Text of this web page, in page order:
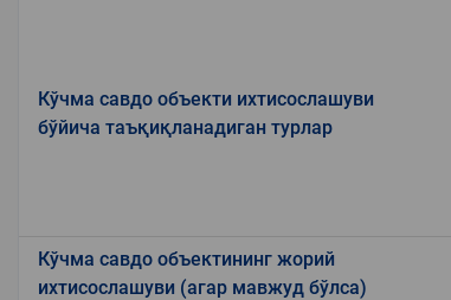
Кўчма савдо объекти ихтисослашуви
бўйича таъқиқланадиган турлар
Кўчма савдо объектининг жорий
ихтисослашуви (агар мавжуд бўлса)